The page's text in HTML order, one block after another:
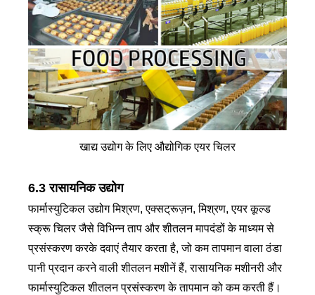
खाद्य उद्योग के लिए औद्योगिक एयर चिलर
6.3 रासायनिक उद्योग
फार्मास्युटिकल उद्योग मिश्रण, एक्सट्रूज़न, मिश्रण, एयर कूल्ड
स्क्रू चिलर जैसे विभिन्न ताप और शीतलन मापदंडों के माध्यम से
प्रसंस्करण करके दवाएं तैयार करता है, जो कम तापमान वाला ठंडा
पानी प्रदान करने वाली शीतलन मशीनें हैं, रासायनिक मशीनरी और
फार्मास्युटिकल शीतलन प्रसंस्करण के तापमान को कम करती हैं।